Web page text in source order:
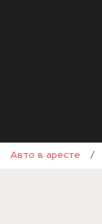
Авто в аресте /